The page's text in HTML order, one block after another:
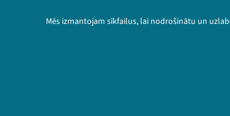
Mēs izmantojam sīkfailus, lai nodrošinātu un